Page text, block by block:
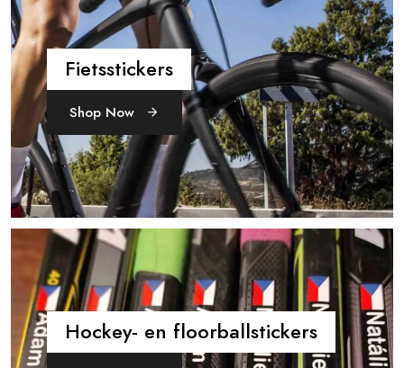
Fietsstickers
Shop Now
Hockey- en floorballstickers